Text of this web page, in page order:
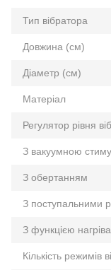
Тип вібратора
Довжина (см)
Діаметр (см)
Матеріал
Регулятор рівня
З вакуумною
З обертанням
З поступальними
З функцією
Кількість режимів